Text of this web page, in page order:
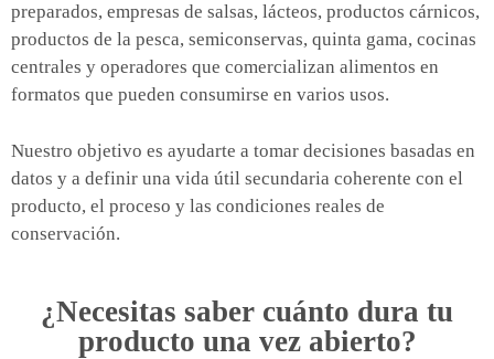
preparados, empresas de salsas, lácteos, productos cárnicos,
productos de la pesca, semiconservas, quinta gama, cocinas
centrales y operadores que comercializan alimentos en
formatos que pueden consumirse en varios usos.
Nuestro objetivo es ayudarte a tomar decisiones basadas en
datos y a definir una vida útil secundaria coherente con el
producto, el proceso y las condiciones reales de
conservación.
¿Necesitas saber cuánto dura tu
producto una vez abierto?